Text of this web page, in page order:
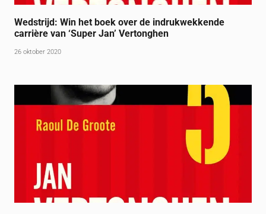
Wedstrijd: Win het boek over de indrukwekkende
carrière van ‘Super Jan’ Vertonghen
26 oktober 2020